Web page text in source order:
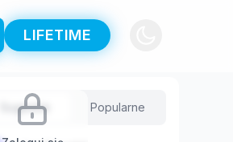
LIFETIME
Sugestie Popularne